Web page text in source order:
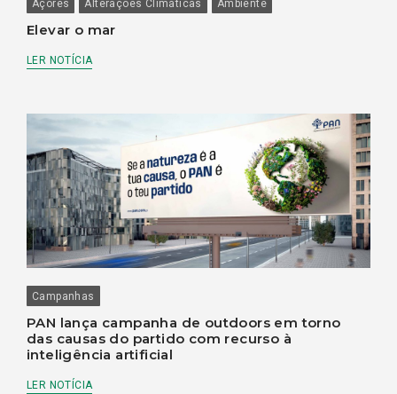
Açores Alterações Climáticas Ambiente
Elevar o mar
LER NOTÍCIA
Campanhas
PAN lança campanha de outdoors em torno
das causas do partido com recurso à
inteligência artificial
LER NOTÍCIA